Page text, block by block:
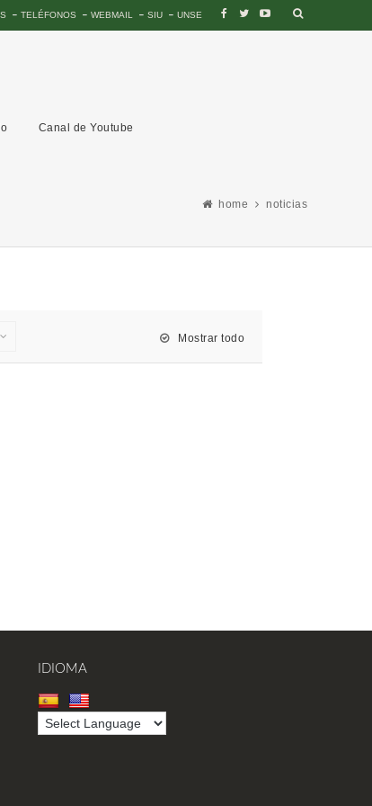
TELÉFONOS WEBMAIL SIU UNSE
Canal de Youtube
home noticias
Mostrar todo
IDIOMA